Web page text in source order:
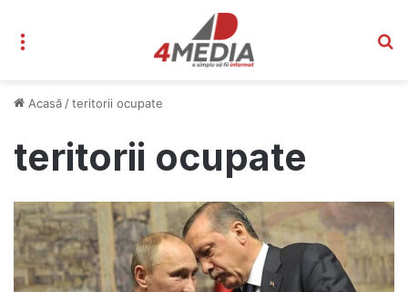
Acasă /teritorii ocupate
teritorii ocupate